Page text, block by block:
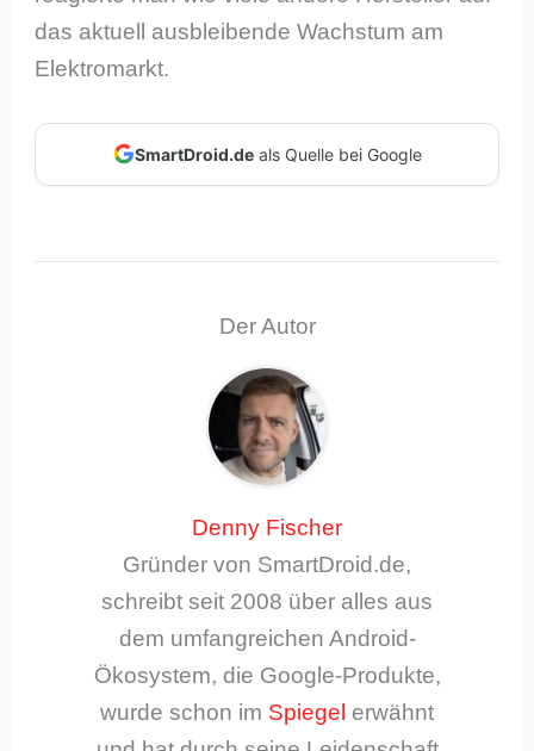
das aktuell ausbleibende Wachstum am
Elektromarkt.
SmartDroid.deals Quelle bei Google
Der Autor
Denny Fischer
Gründer von SmartDroid.de,
schreibt seit 2008 über alles aus
dem umfangreichen Android-
Ökosystem, die Google-Produkte,
wurde schon im Spiegel erwähnt